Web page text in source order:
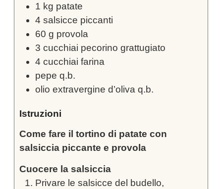
1 kg patate
4 salsicce piccanti
60 g provola
3 cucchiai pecorino grattugiato
4 cucchiai farina
pepe q.b.
olio extravergine d’oliva q.b.
Istruzioni
Come fare il tortino di patate con
salsiccia piccante e provola
Cuocere la salsiccia
Privare le salsicce del budello,